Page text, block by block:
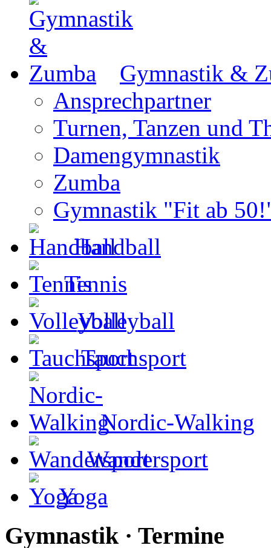
Gymnastik &
Ansprechpartner
Turnen, Tanzen und
Damengymnastik
Zumba
Gymnastik "Fit ab
Handball
Tennis
Volleyball
Tauchsport
Nordic-Walking
Wandersport
Yoga
Gymnastik · Termine